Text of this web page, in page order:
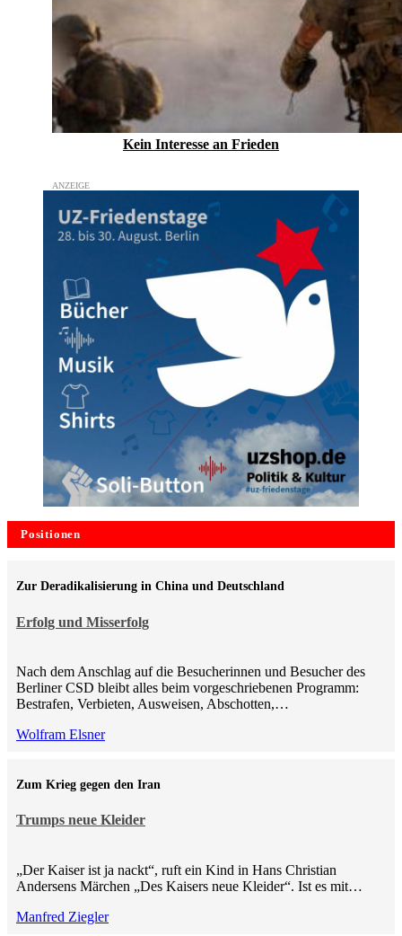
Kein Inte­resse an Frieden
Positionen
Erfolg und Misserfolg
Zur Deradikalisierung in China und Deutschland
Nach dem Anschlag auf die Besucherinnen und Besucher des
Berliner CSD bleibt alles beim vorgeschriebenen Programm:
Bestrafen, Verbieten, Ausweisen, Abschotten,…
Wolfram Elsner
Trumps neue Kleider
Zum Krieg gegen den Iran
„Der Kaiser ist ja nackt“, ruft ein Kind in Hans Christian
Andersens Märchen „Des Kaisers neue Kleider“. Ist es mit…
Manfred Ziegler